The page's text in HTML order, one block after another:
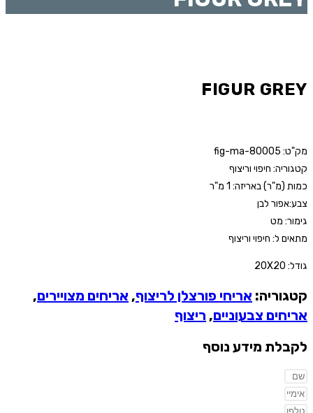
FIGUR GREY
מק"ט: fig-ma-80005
קטגוריה: חיפוי וריצוף
כמות (מ"ר) באריזה: 1 מ"ר
צבע:אפור לבן
גימור: מט
מתאים ל: חיפוי וריצוף
גודל: 20X20
קטגוריה: אריחי פורצלן לריצוף, אריחים מצויירים,
אריחים צבעוניים, ריצוף
לקבלת מידע נוסף